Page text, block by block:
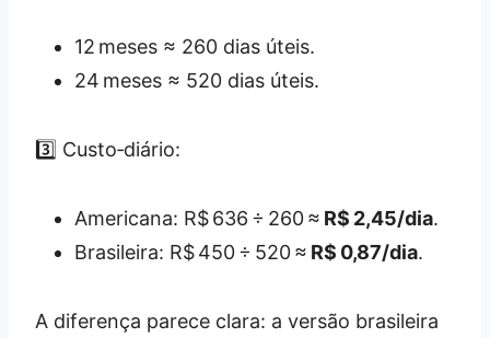
12 meses ≈ 260 dias úteis.
24 meses ≈ 520 dias úteis.
3️⃣ Custo‑diário:
Americana: R$ 636 ÷ 260 ≈ R$ 2,45/dia.
Brasileira: R$ 450 ÷ 520 ≈ R$ 0,87/dia.
A diferença parece clara: a versão brasileira